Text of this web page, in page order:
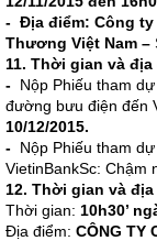
- Địa điểm: Công ty
Thương Việt Nam –
11. Thời gian và
- Nộp Phiếu tham
đường bưu điện đến
10/12/2015.
- Nộp Phiếu tham
VietinBankSc: Chậm
12. Thời gian và
Thời gian: 10h30’
Địa điểm: CÔNG TY